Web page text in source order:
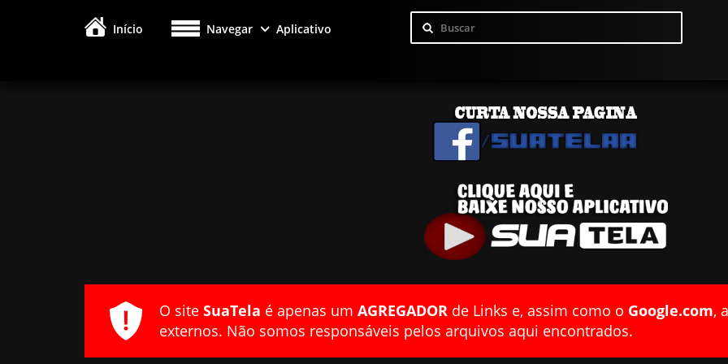
Início Navegar Aplicativo
O site SuaTela é apenas um AGREGADOR de Links e, assim como o Google.com,
externos. Não somos responsáveis pelos arquivos aqui encontrados.